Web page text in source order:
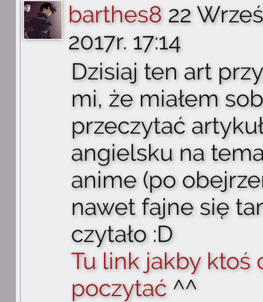
barthes8 22
2017r. 17:14
Dzisiaj ten art
mi, że miałem
przeczytać
angielsku na
anime (po
nawet fajne się
czytało :D
Tu link jakby ktoś
poczytać ^^